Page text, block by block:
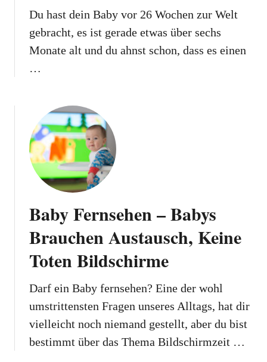
Du hast dein Baby vor 26 Wochen zur Welt
gebracht, es ist gerade etwas über sechs
Monate alt und du ahnst schon, dass es einen
…
Baby Fernsehen – Babys
Brauchen Austausch, Keine
Toten Bildschirme
Darf ein Baby fernsehen? Eine der wohl
umstrittensten Fragen unseres Alltags, hat dir
vielleicht noch niemand gestellt, aber du bist
bestimmt über das Thema Bildschirmzeit …